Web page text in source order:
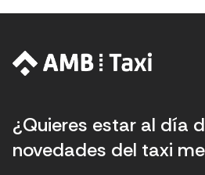
¿Quieres estar al día
novedades del taxi